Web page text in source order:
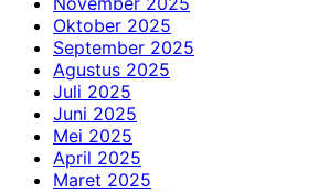
Oktober 2025
September 2025
Agustus 2025
Juli 2025
Juni 2025
Mei 2025
April 2025
Maret 2025